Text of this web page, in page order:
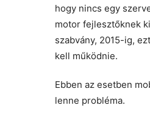
hogy nincs egy
motor fejlesztőknek
szabvány, 2015-ig,
kell működnie.
Ebben az esetben
lenne probléma.